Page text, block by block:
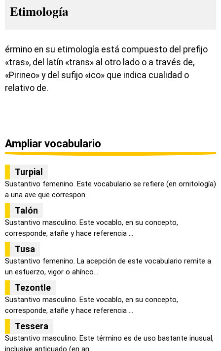
Etimología
érmino en su etimología está compuesto del prefijo
«tras», del latín «trans» al otro lado o a través de,
«Pirineo» y del sufijo «ico» que indica cualidad o
relativo de.
Ampliar vocabulario
Turpial
Sustantivo femenino. Este vocabulario se refiere (en ornitología)
a una ave que correspon...
Talón
Sustantivo masculino. Este vocablo, en su concepto,
corresponde, atañe y hace referencia ...
Tusa
Sustantivo femenino. La acepción de este vocabulario remite a
un esfuerzo, vigor o ahínco...
Tezontle
Sustantivo masculino. Este vocablo, en su concepto,
corresponde, atañe y hace referencia ...
Tessera
Sustantivo masculino. Este término es de uso bastante inusual,
inclusive anticuado (en an...